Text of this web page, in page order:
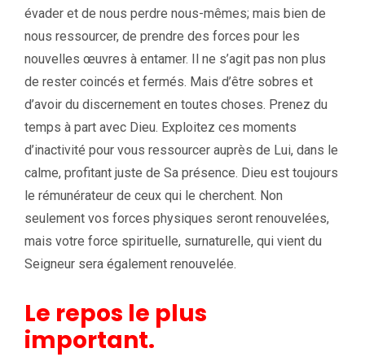
évader et de nous perdre nous-mêmes; mais bien de
nous ressourcer, de prendre des forces pour les
nouvelles œuvres à entamer. Il ne s’agit pas non plus
de rester coincés et fermés. Mais d’être sobres et
d’avoir du discernement en toutes choses. Prenez du
temps à part avec Dieu. Exploitez ces moments
d’inactivité pour vous ressourcer auprès de Lui, dans le
calme, profitant juste de Sa présence. Dieu est toujours
le rémunérateur de ceux qui le cherchent. Non
seulement vos forces physiques seront renouvelées,
mais votre force spirituelle, surnaturelle, qui vient du
Seigneur sera également renouvelée.
Le repos le plus
important.